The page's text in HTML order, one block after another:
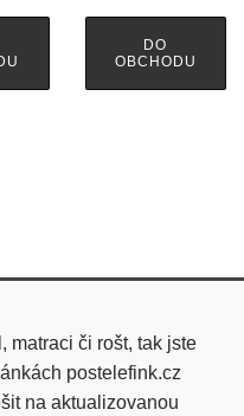
DO
OBCHODU
matraci či rošt, tak jste
postelefink.cz
na aktualizovanou